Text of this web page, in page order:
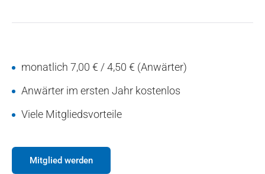
monatlich 7,00 € / 4,50 € (Anwärter)
Anwärter im ersten Jahr kostenlos
Viele Mitgliedsvorteile
Mitglied werden